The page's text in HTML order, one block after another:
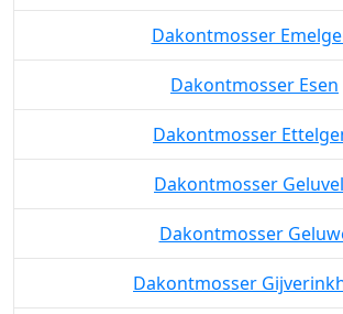
Dakontmosser
Dakontmosser Esen
Dakontmosser
Dakontmosser
Dakontmosser
Dakontmosser